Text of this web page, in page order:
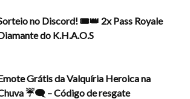
no Discord! 🎟️👑 2x Pass Royale
do K.H.A.O.S
Grátis da Valquíria Heroica na
☔🗨️ – Código de resgate